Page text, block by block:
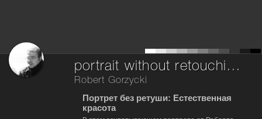
portrait without retouching, version 1.1
Robert Gorzycki
Портрет без ретуши: Естественная
красота